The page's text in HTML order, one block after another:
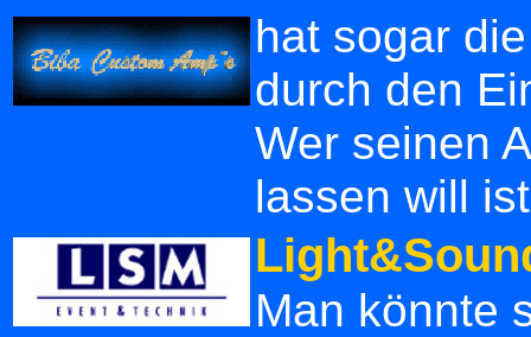
hat sogar
durch den
Wer seinen
lassen will
Man könnte